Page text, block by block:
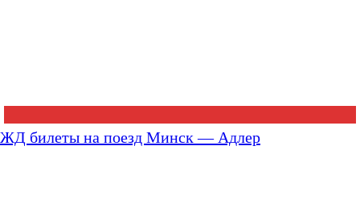
ЖД билеты на поезд Минск — Адлер